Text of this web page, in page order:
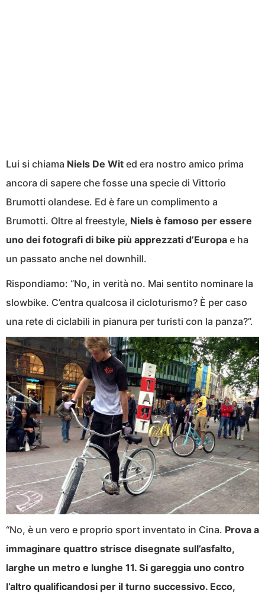
Lui si chiama Niels De Wit ed era nostro amico prima
ancora di sapere che fosse una specie di Vittorio
Brumotti olandese. Ed è fare un complimento a
Brumotti. Oltre al freestyle, Niels è famoso per essere
uno dei fotografi di bike più apprezzati d’Europa e ha
un passato anche nel downhill.
Rispondiamo: “No, in verità no. Mai sentito nominare la
slowbike. C’entra qualcosa il cicloturismo? È per caso
una rete di ciclabili in pianura per turisti con la panza?”.
“No, è un vero e proprio sport inventato in Cina. Prova a
immaginare quattro strisce disegnate sull’asfalto,
larghe un metro e lunghe 11. Si gareggia uno contro
l’altro qualificandosi per il turno successivo. Ecco,